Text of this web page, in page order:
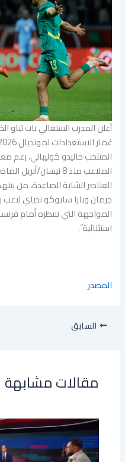
المنتخب خاليدو كوليبالي، رغم
الملاعب منذ 8 نيسان/
العناصر الشابة الصاعدة، من
جرمان وبارا سابوكو ندياي لاعب
المواجهة التي تنتظره أمام
استثنائية”.
المصدر
السابق
مقالات مشابهة